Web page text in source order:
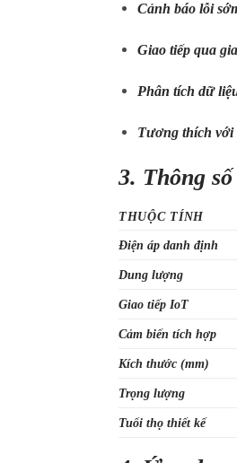
Cảnh báo lỗi
Giao tiếp qua
Phân tích dữ
Tương thích với
3. Thông
THUỘC TÍNH
Điện áp danh định
Dung lượng
Giao tiếp IoT
Cảm biến tích hợp
Kích thước (mm)
Trọng lượng
Tuổi thọ thiết kế